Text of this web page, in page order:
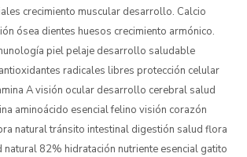
crecimiento muscular desarrollo. Calcio
ósea dientes huesos crecimiento armónico.
piel pelaje desarrollo saludable
radicales libres protección celular
A visión ocular desarrollo cerebral salud
aminoácido esencial felino visión corazón
natural tránsito intestinal digestión salud flora
natural 82% hidratación nutriente esencial gatito